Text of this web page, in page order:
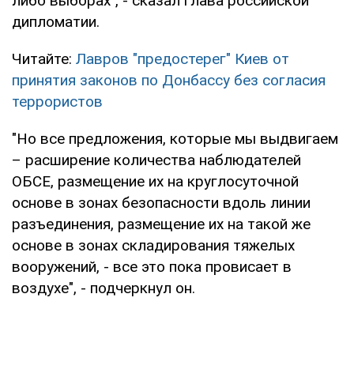
дипломатии.
Читайте: Лавров "предостерег" Киев от
принятия законов по Донбассу без согласия
террористов
"Но все предложения, которые мы выдвигаем
– расширение количества наблюдателей
ОБСЕ, размещение их на круглосуточной
основе в зонах безопасности вдоль линии
разъединения, размещение их на такой же
основе в зонах складирования тяжелых
вооружений, - все это пока провисает в
воздухе", - подчеркнул он.